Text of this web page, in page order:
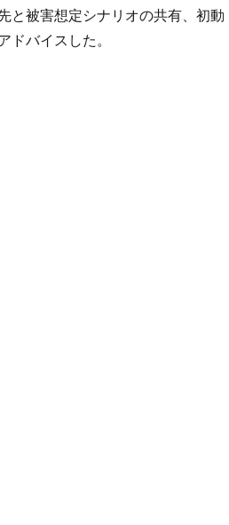
と被害想定シナリオの共有、初動
バイスした。